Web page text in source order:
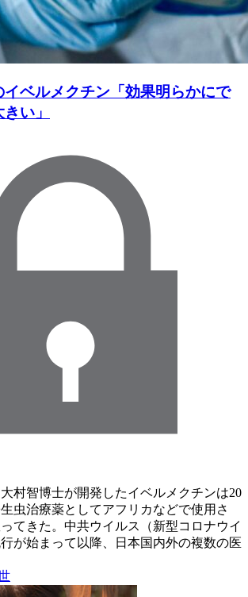
ベルメクチン「効果明らかにで
い」
村智博士が開発したイベルメクチンは20
虫治療薬としてアフリカなどで使用さ
てきた。中共ウイルス（新型コロナウイ
が始まって以降、日本国内外の複数の医